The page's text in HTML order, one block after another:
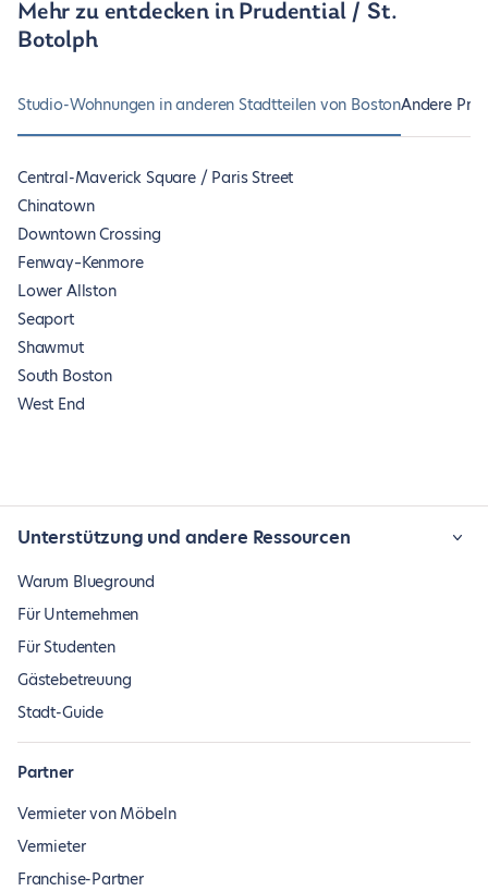
Mehr zu entdecken in Prudential / St.
Botolph
Studio-Wohnungen in anderen Stadtteilen von BostonAndere
Central-Maverick Square / Paris Street
Chinatown
Downtown Crossing
Fenway–Kenmore
Lower Allston
Seaport
Shawmut
South Boston
West End
Unterstützung und andere Ressourcen
Warum Blueground
Für Unternehmen
Für Studenten
Gästebetreuung
Stadt-Guide
Partner
Vermieter von Möbeln
Vermieter
Franchise-Partner